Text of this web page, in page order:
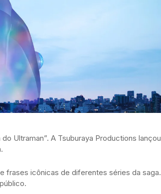
Ultraman”. A Tsuburaya Productions lançou
frases icônicas de diferentes séries da saga.